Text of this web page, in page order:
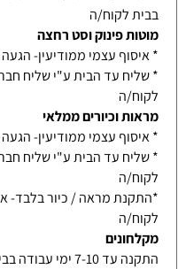
בבית לקוח/ה
מוטות פינוק וסט רחצה
* איסוף עצמי ממודיעין- הגעה
לקוח/ה
מראות וכיורים ממלאי
* איסוף עצמי ממודיעין- הגעה
לקוח/ה
לקוח/ה
מקלחונים
התקנה עד 7-10 ימי עבודה בבית לקוח/ה